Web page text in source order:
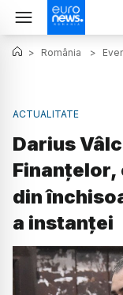
> România >
ACTUALITATE
Darius
din
a instanței